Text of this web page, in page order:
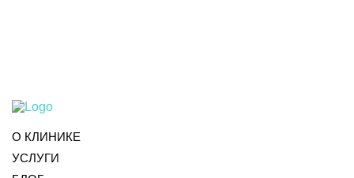
О КЛИНИКЕ
УСЛУГИ